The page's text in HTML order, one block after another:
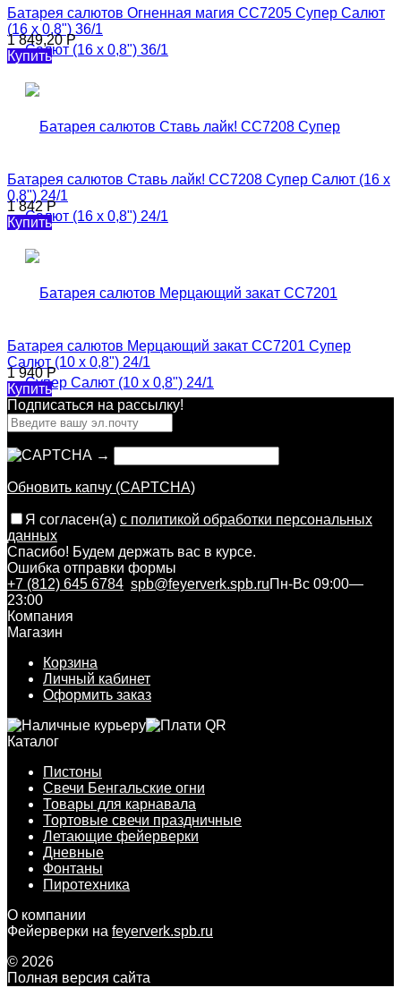
Батарея салютов Огненная магия CC7205 Супер Салют
(16 х 0,8") 36/1
1 849,20Р
Купить
Батарея салютов Ставь лайк! CC7208 Супер Салют (16 х
0,8") 24/1
1 842Р
Купить
Батарея салютов Мерцающий закат CC7201 Супер
Салют (10 х 0,8") 24/1
1 940Р
Купить
Подписаться на рассылкy!
→
Обновить капчу (CAPTCHA)
Я согласен(a) с политикой обработки персональных
данных
Спасибо! Будем держать вас в курсе.
Ошибка отправки формы
+7 (812) 645 6784 spb@feyerverk.spb.ruПн-Вс 09:00—
23:00
Компания
Магазин
Корзина
Личный кабинет
Оформить заказ
Каталог
Пистоны
Свечи Бенгальские огни
Товары для карнавала
Тортовые свечи праздничные
Летающие фейерверки
Дневные
Фонтаны
Пиротехника
О компании
Фейерверки на feyerverk.spb.ru
© 2026
Полная версия сайта